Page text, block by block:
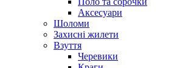
Аксесуари
Шоломи
Захисні жилети
Взуття
Черевики